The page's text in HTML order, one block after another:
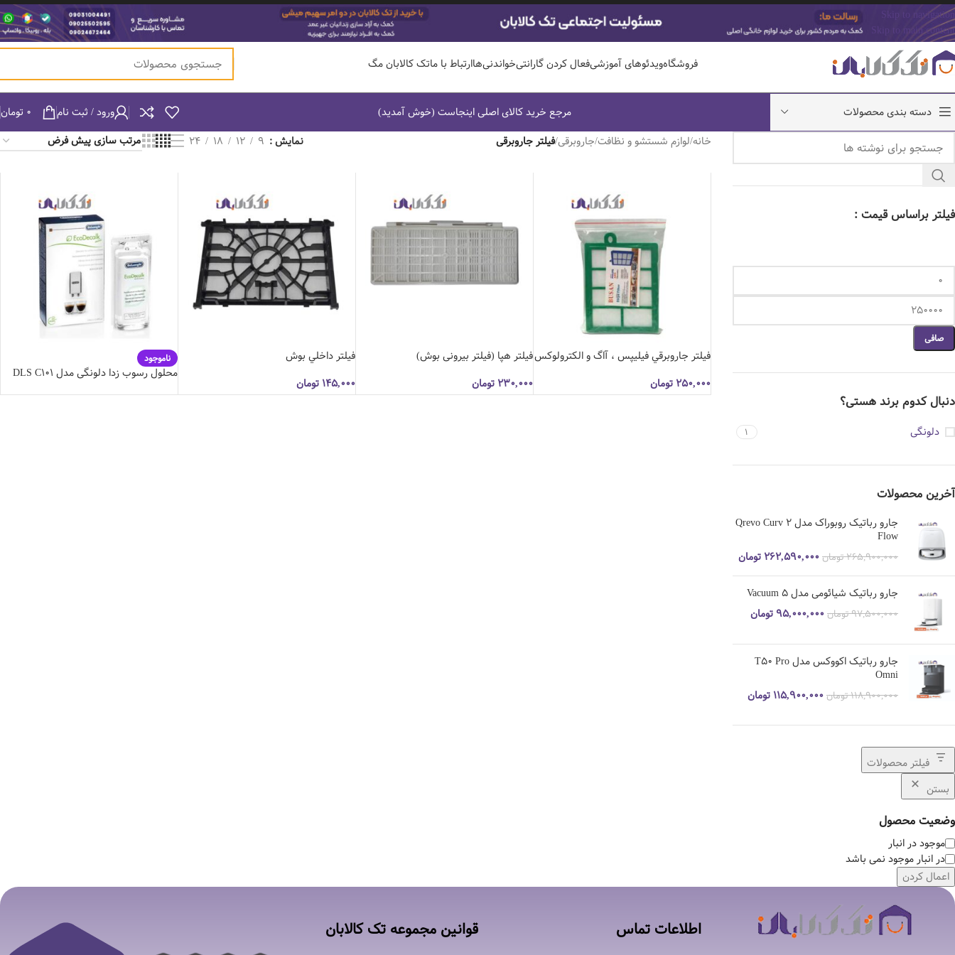
Skip to navigation
Skip to main content
فروشگاهویدئوهای آموزشیفعال کردن گارانتیخواندنی‌هاارتباط با ماتک کالابان مگ
دسته بندی محصولات مرجع خرید کالای اصلی اینجاست (خوش آمدید) ورود / ثبت نام ۰ تومان
فیلتر براساس قیمت :
صافی
دنبال کدوم برند هستی؟
دلونگی 1
آخرین محصولات
جارو رباتیک روبوراک مدل Qrevo Curv 2
Flow
۲۶۵,۹۰۰,۰۰۰تومان۲۶۲,۵۹۰,۰۰۰ تومان
جارو رباتیک شیائومی مدل Vacuum 5
۹۷,۵۰۰,۰۰۰تومان۹۵,۰۰۰,۰۰۰ تومان
جارو رباتیک اکووکس مدل T50 Pro
Omni
۱۱۸,۹۰۰,۰۰۰تومان۱۱۵,۹۰۰,۰۰۰ تومان
فیلتر محصولات
بستن
وضعیت محصول
موجود در انبار
در انبار موجود نمی باشد
اعمال کردن
خانه/لوازم شستشو و نظافت/جاروبرقی/فیلتر جاروبرقی نمایش 9
12
18
24
فيلتر جاروبرقي فيليپس ، آاگ و الكترولوكس
۲۵۰,۰۰۰ تومان
فیلتر هپا (فیلتر بیرونی بوش)
۲۳۰,۰۰۰ تومان
فيلتر داخلي بوش
۱۴۵,۰۰۰ تومان
ناموجود
محلول رسوب زدا دلونگی مدل DLS C101
اطلاعات تماس قوانین مجموعه تک کالابان